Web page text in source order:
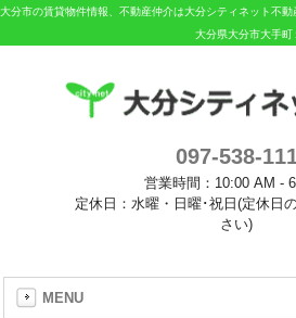
大分市の賃貸物件情報、不動産仲介は大分シティネット不動
大分県大分市大手
097-538-
営業時間：10:00 AM -
定休日：水曜・日曜･祝日(定休日
さい)
MENU